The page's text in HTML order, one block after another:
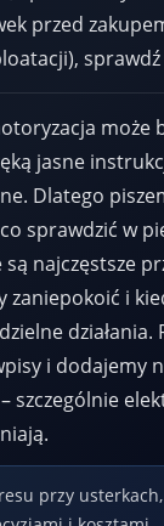
przed
sprawdź
może
jasne
Dlatego
sprawdzić w
najczęstsze
zaniepokoić i
działania.
i dodajemy
szczególnie
przy